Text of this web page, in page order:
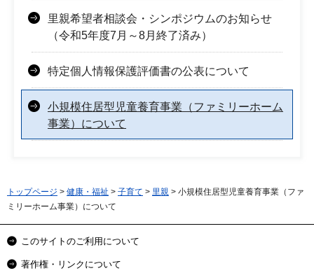
里親希望者相談会・シンポジウムのお知らせ
（令和5年度7月～8月終了済み）
特定個人情報保護評価書の公表について
小規模住居型児童養育事業（ファミリーホーム
事業）について
トップページ > 健康・福祉 > 子育て > 里親 > 小規模住居型児童養育事業（ファ
ミリーホーム事業）について
このサイトのご利用について
著作権・リンクについて